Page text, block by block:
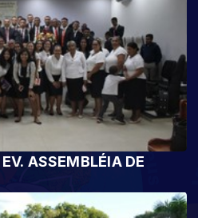
ASSEMBLÉIA DE